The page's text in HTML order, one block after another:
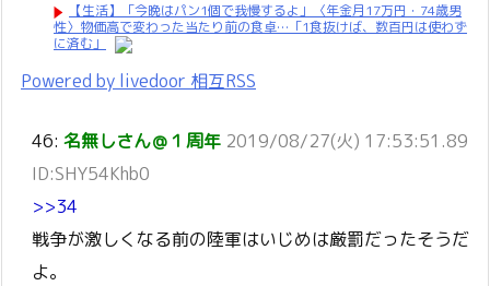
【生活】「今晩はパン1個で我慢するよ」〈年金月17万円・74歳男
性〉物価高で変わった当たり前の食卓…「1食抜けば、数百円は使わず
に済む」
Powered by livedoor 相互RSS
46: 名無しさん＠１周年 2019/08/27(火) 17:53:51.89
ID:SHY54Khb0
>>34
戦争が激しくなる前の陸軍はいじめは厳罰だったそうだ
よ。